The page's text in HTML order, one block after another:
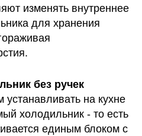
изменять внутреннее
для хранения
►Выбирайте холодильник без ручек
на кухне
холодильник - то есть
единым блоком с